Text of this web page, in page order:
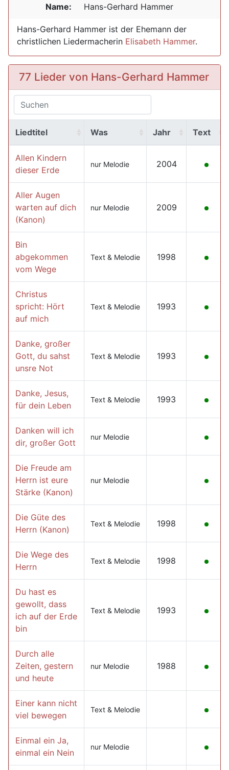
Name: Hans-Gerhard Hammer
Hans-Gerhard Hammer ist der Ehemann der
christlichen Liedermacherin Elisabeth Hammer.
77 Lieder von Hans-Gerhard Hammer
Liedtitel Was Jahr Text
Allen Kindern
dieser Erde
nur Melodie 2004
Aller Augen
warten auf dich
(Kanon)
nur Melodie 2009
Bin
abgekommen
vom Wege
Text & Melodie 1998
Christus
spricht: Hört
auf mich
Text & Melodie 1993
Danke, großer
Gott, du sahst
unsre Not
Text & Melodie 1993
Danke, Jesus,
für dein Leben
Text & Melodie 1993
Danken will ich
dir, großer Gott
nur Melodie
Die Freude am
Herrn ist eure
Stärke (Kanon)
nur Melodie
Die Güte des
Herrn (Kanon)
Text & Melodie 1998
Die Wege des
Herrn
Text & Melodie 1998
Du hast es
gewollt, dass
ich auf der Erde
bin
Text & Melodie 1993
Durch alle
Zeiten, gestern
und heute
nur Melodie 1988
Einer kann nicht
viel bewegen
Text & Melodie
Einmal ein Ja,
einmal ein Nein
nur Melodie